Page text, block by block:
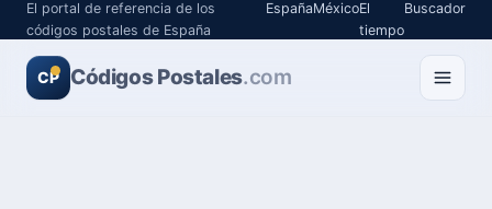
El portal de referencia de los
códigos postales de España
EspañaMéxicoEl
tiempo
Buscador
CP Códigos Postales.com